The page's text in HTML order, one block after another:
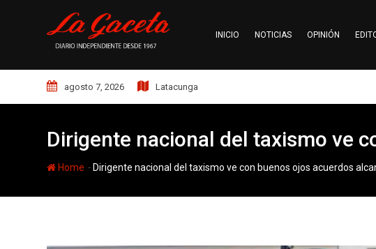
INICIO NOTICIAS OPINIÓN
agosto 7, 2026 Latacunga
Dirigente nacional del taxismo ve
Home - Dirigente nacional del taxismo ve con buenos ojos acuerdos